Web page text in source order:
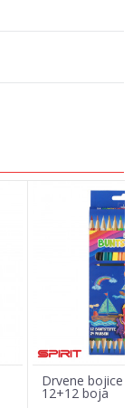
Drvene bojice
12+12 boja